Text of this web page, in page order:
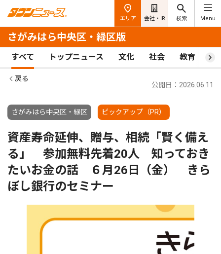
エリア 会社・IR 検索 Menu
さがみはら中央区・緑区版
すべて トップニュース 文化 社会 教育 ス
戻る
さがみはら中央区・緑区 ピックアップ（PR）
公開日：2026.06.11
資産寿命延伸、贈与、相続「賢く備え
る」 参加無料先着20人 知っておき
たいお金の話 ６月26日（金） きら
ぼし銀行のセミナー